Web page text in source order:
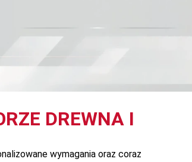
DREWNA I
wymagania oraz coraz